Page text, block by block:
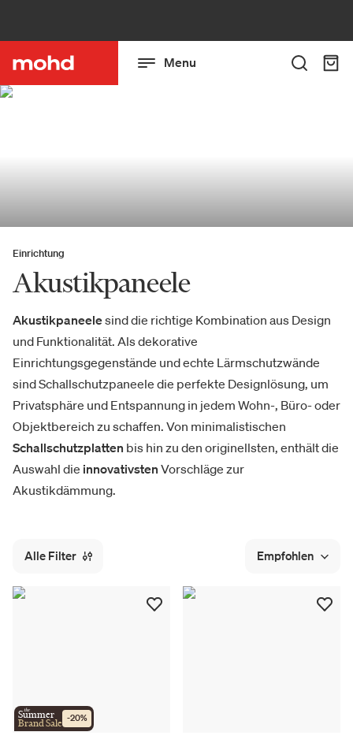
Menu
Einrichtung
Akustikpaneele
Akustikpaneelesind die richtige Kombination aus Design
und Funktionalität. Als dekorative
Einrichtungsgegenstände und echte Lärmschutzwände
sind Schallschutzpaneele die perfekte Designlösung, um
Privatsphäre und Entspannung in jedem Wohn-, Büro- oder
Objektbereich zu schaffen. Von minimalistischen
Schallschutzplatten bis hin zu den originellsten, enthält die
Auswahl die innovativsten Vorschläge zur
Akustikdämmung.
Alle Filter Empfohlen
the
Summer
Brand Sale -20%